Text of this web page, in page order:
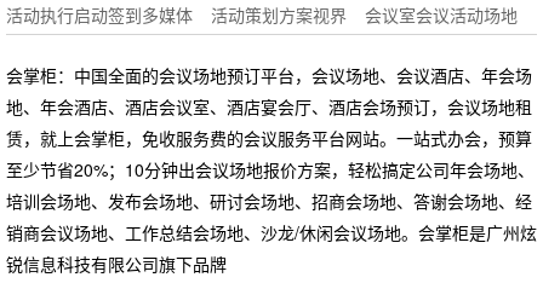
活动执行启动签到多媒体
活动策划方案视界 会议室会议活动场地
会掌柜：中国全面的会议场地预订平台，会议场地、会议酒店、年会场
地、年会酒店、酒店会议室、酒店宴会厅、酒店会场预订，会议场地租
赁，就上会掌柜，免收服务费的会议服务平台网站。一站式办会，预算
至少节省20%；10分钟出会议场地报价方案，轻松搞定公司年会场地、
培训会场地、发布会场地、研讨会场地、招商会场地、答谢会场地、经
销商会议场地、工作总结会场地、沙龙/休闲会议场地。会掌柜是广州炫
锐信息科技有限公司旗下品牌